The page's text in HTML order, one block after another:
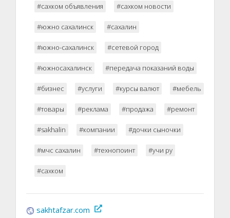
#сахком объявления #сахком новости
#южно сахалинск #сахалин
#южно-сахалинск #сетевой город
#южносахалинск #передача показаний воды
#бизнес #услуги #курсы валют #мебель
#товары #реклама #продажа #ремонт
#sakhalin #компании #дочки сыночки
#мчс сахалин #технопоинт #учи ру
#сахком
sakhtafzar.com